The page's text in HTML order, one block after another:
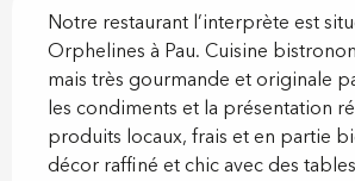
Notre restaurant l’interprète est
Orphelines à Pau. Cuisine
mais très gourmande et originale
les condiments et la présentation
produits locaux, frais et en partie
décor raffiné et chic avec des